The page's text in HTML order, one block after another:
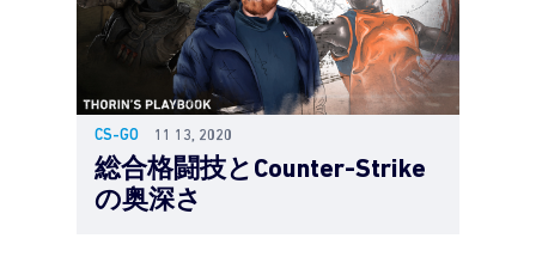
CS-GO 11 13, 2020
総合格闘技とCounter-Strike
の奥深さ